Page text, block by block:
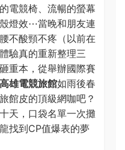
電競椅、流暢的螢幕
燈效⋯當晚和朋友連
不酸頸不疼（以前在
驗真的重新整理三
重本，從舉辦國際賽
高雄電競旅館如雨後春
館皮的頂級網咖吧？
天，口袋名單一次攤
找到CP值爆表的夢